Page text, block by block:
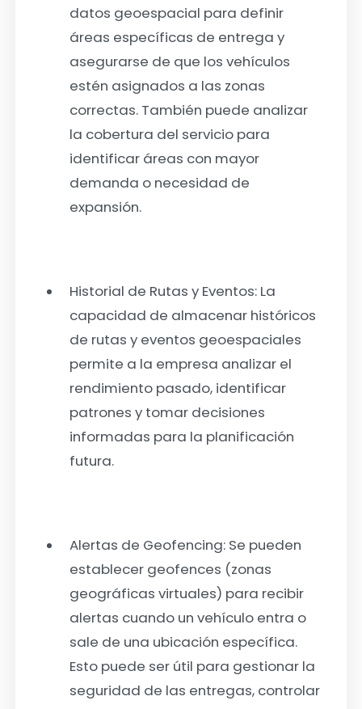
datos geoespacial para definir
áreas específicas de entrega y
asegurarse de que los vehículos
estén asignados a las zonas
correctas. También puede analizar
la cobertura del servicio para
identificar áreas con mayor
demanda o necesidad de
expansión.
Historial de Rutas y Eventos: La
capacidad de almacenar históricos
de rutas y eventos geoespaciales
permite a la empresa analizar el
rendimiento pasado, identificar
patrones y tomar decisiones
informadas para la planificación
futura.
Alertas de Geofencing: Se pueden
establecer geofences (zonas
geográficas virtuales) para recibir
alertas cuando un vehículo entra o
sale de una ubicación específica.
Esto puede ser útil para gestionar la
seguridad de las entregas, controlar